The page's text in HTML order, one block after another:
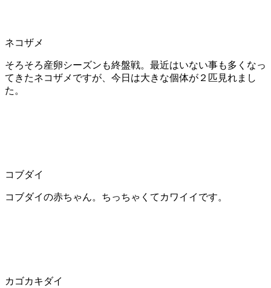
ネコザメ
そろそろ産卵シーズンも終盤戦。最近はいない事も多くなっ
てきたネコザメですが、今日は大きな個体が２匹見れまし
た。
コブダイ
コブダイの赤ちゃん。ちっちゃくてカワイイです。
カゴカキダイ